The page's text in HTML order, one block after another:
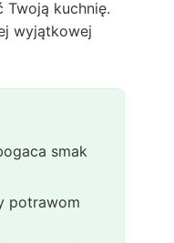
kuchnię.
wyjątkowej
smak
potrawom